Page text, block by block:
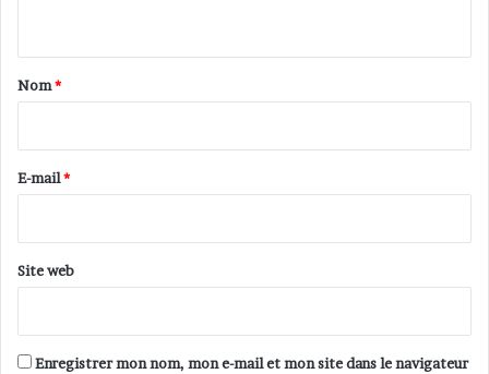
a
e
Nom*
E-mail*
Site web
Enregistrer mon nom, mon e-mail et mon site dans le navigateur